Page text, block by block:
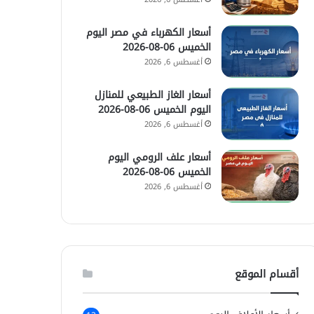
أسعار الكهرباء في مصر اليوم
الخميس 06-08-2026
أغسطس 6, 2026
أسعار الغاز الطبيعي للمنازل
اليوم الخميس 06-08-2026
أغسطس 6, 2026
أسعار علف الرومي اليوم
الخميس 06-08-2026
أغسطس 6, 2026
أقسام الموقع